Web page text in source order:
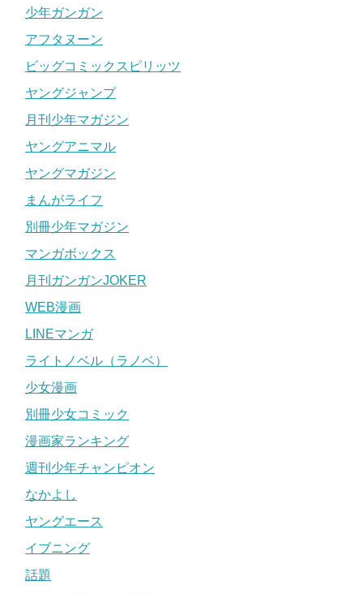
少年ガンガン
アフタヌーン
ビッグコミックスピリッツ
ヤングジャンプ
月刊少年マガジン
ヤングアニマル
ヤングマガジン
まんがライフ
別冊少年マガジン
マンガボックス
月刊ガンガンJOKER
WEB漫画
LINEマンガ
ライトノベル（ラノベ）
少女漫画
別冊少女コミック
漫画家ランキング
週刊少年チャンピオン
なかよし
ヤングエース
イブニング
話題